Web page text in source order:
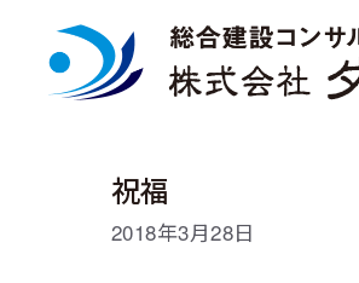
祝福
2018年3月28日